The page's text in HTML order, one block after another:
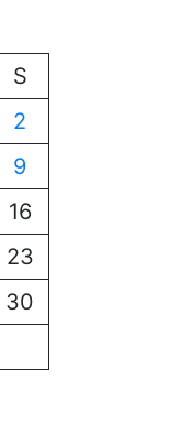
S
2
9
16
23
30